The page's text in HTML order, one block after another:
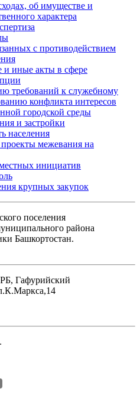
об имуществе и
характера
с противодействием
иные акты в сфере
требований к служебному
конфликта интересов
городской среды
и застройки
населения
межевания на
инициатив
крупных закупок
поселения
района
Башкортостан.
Гафурийский
.